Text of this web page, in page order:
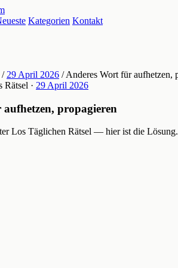
Kategorien Kontakt
/ 29 April 2026 / Anderes Wort für aufhetzen,
Rätsel · 29 April 2026
propagieren
Los Täglichen Rätsel — hier ist die Lösung.